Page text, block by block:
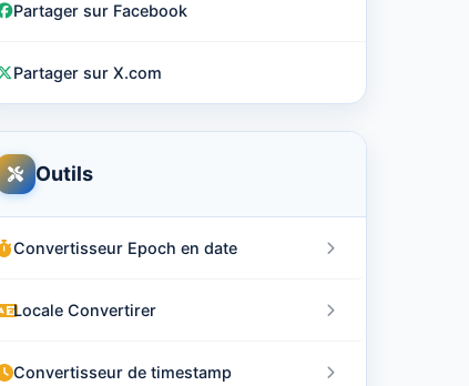
Partager sur Facebook
Partager sur X.com
Outils
Convertisseur Epoch en date
Locale Convertirer
Convertisseur de timestamp